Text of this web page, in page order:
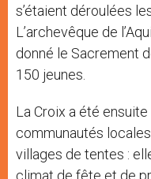
s’étaient déroulées
L’archevêque de
donné le Sacrement
150 jeunes.
La Croix a été
communautés
villages de tentes :
climat de fête et de